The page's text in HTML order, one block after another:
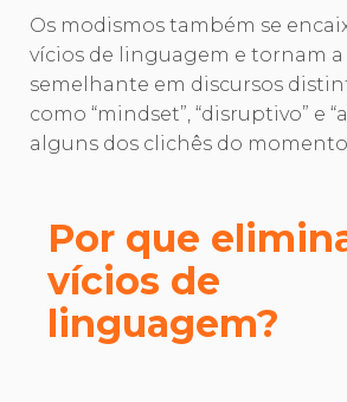
Os modismos também se
vícios de linguagem e tornam a
semelhante em discursos
como “mindset”, “disruptivo” e
alguns dos clichês do
Por que
vícios de
linguagem?